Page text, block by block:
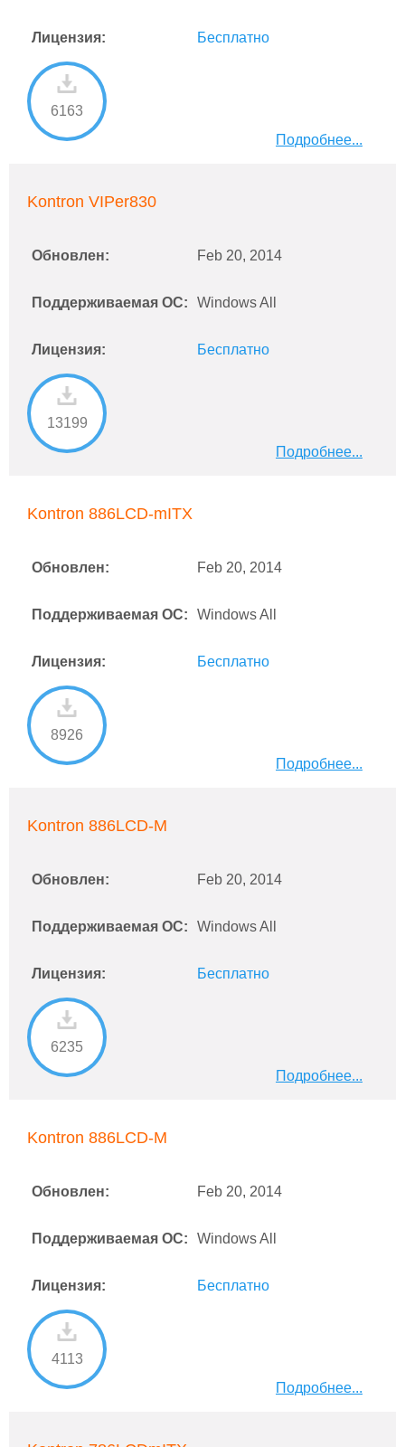
Лицензия: Бесплатно
6163
Подробнее...
Kontron VIPer830
Обновлен: Feb 20, 2014
Поддерживаемая ОС: Windows All
Лицензия: Бесплатно
13199
Подробнее...
Kontron 886LCD-mITX
Обновлен: Feb 20, 2014
Поддерживаемая ОС: Windows All
Лицензия: Бесплатно
8926
Подробнее...
Kontron 886LCD-M
Обновлен: Feb 20, 2014
Поддерживаемая ОС: Windows All
Лицензия: Бесплатно
6235
Подробнее...
Kontron 886LCD-M
Обновлен: Feb 20, 2014
Поддерживаемая ОС: Windows All
Лицензия: Бесплатно
4113
Подробнее...